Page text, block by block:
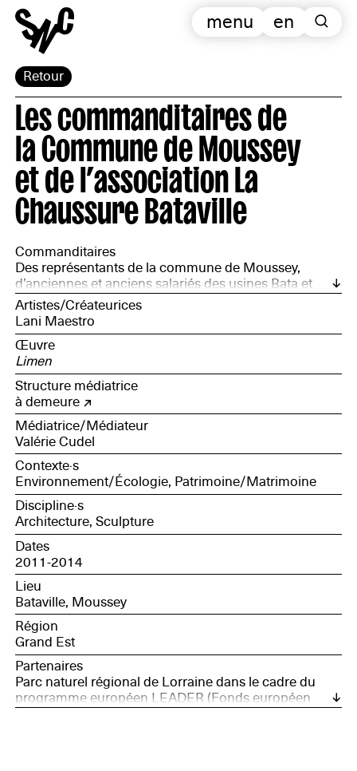
Retour
en
menu
Les commanditaires de
la Commune de Moussey
et de l’association La
Chaussure Bataville
Commanditaires
Des représentants de la commune de Moussey,
d’anciennes et anciens salariés des usines Bata et
l'association La Chaussure Bataville
Artistes/Créateurices
Lani Maestro
Œuvre
Limen
Structure médiatrice
à demeure
Médiatrice/Médiateur
Valérie Cudel
Contexte·s
Environnement/Écologie, Patrimoine/Matrimoine
Discipline·s
Architecture, Sculpture
Dates
2011-2014
Lieu
Bataville, Moussey
Région
Grand Est
Partenaires
Parc naturel régional de Lorraine dans le cadre du
programme européen LEADER (Fonds européen